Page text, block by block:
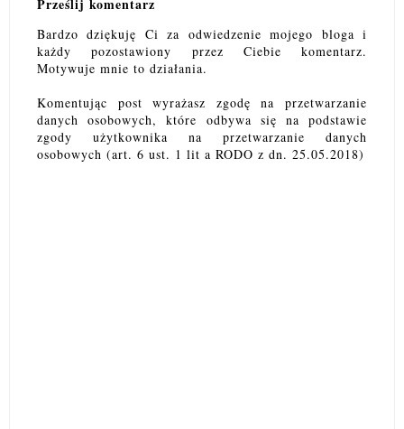
Prześlij komentarz
Bardzo dziękuję Ci za odwiedzenie mojego bloga i
każdy pozostawiony przez Ciebie komentarz.
Motywuje mnie to działania.
Komentując post wyrażasz zgodę na przetwarzanie
danych osobowych, które odbywa się na podstawie
zgody użytkownika na przetwarzanie danych
osobowych (art. 6 ust. 1 lit a RODO z dn. 25.05.2018)